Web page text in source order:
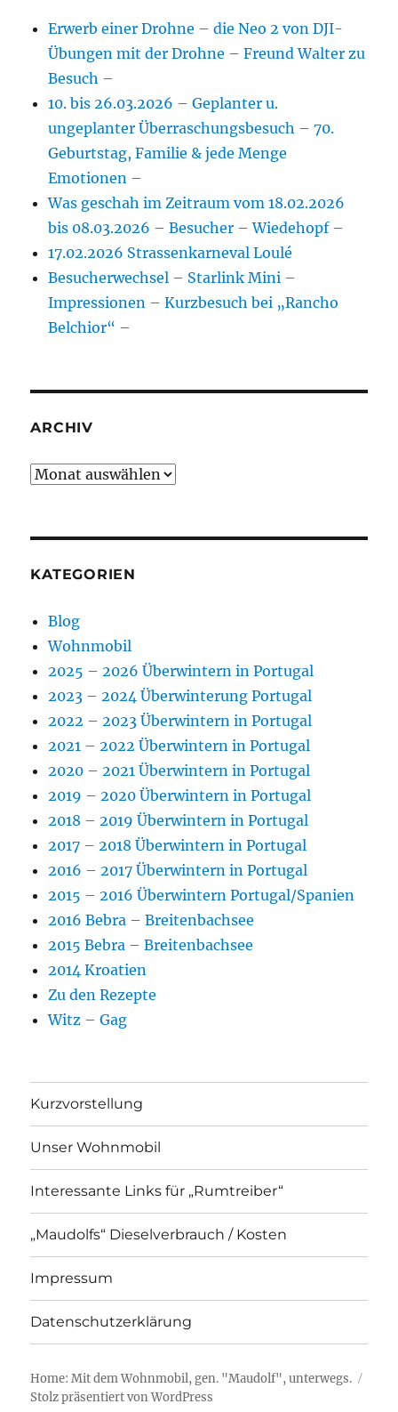
Erwerb einer Drohne – die Neo 2 von DJI-
Übungen mit der Drohne – Freund Walter zu
Besuch –
10. bis 26.03.2026 – Geplanter u.
ungeplanter Überraschungsbesuch – 70.
Geburtstag, Familie & jede Menge
Emotionen –
Was geschah im Zeitraum vom 18.02.2026
bis 08.03.2026 – Besucher – Wiedehopf –
17.02.2026 Strassenkarneval Loulé
Besucherwechsel – Starlink Mini –
Impressionen – Kurzbesuch bei „Rancho
Belchior“ –
ARCHIV
Archiv
KATEGORIEN
Blog
Wohnmobil
2025 – 2026 Überwintern in Portugal
2023 – 2024 Überwinterung Portugal
2022 – 2023 Überwintern in Portugal
2021 – 2022 Überwintern in Portugal
2020 – 2021 Überwintern in Portugal
2019 – 2020 Überwintern in Portugal
2018 – 2019 Überwintern in Portugal
2017 – 2018 Überwintern in Portugal
2016 – 2017 Überwintern in Portugal
2015 – 2016 Überwintern Portugal/Spanien
2016 Bebra – Breitenbachsee
2015 Bebra – Breitenbachsee
2014 Kroatien
Zu den Rezepte
Witz – Gag
Kurzvorstellung
Unser Wohnmobil
Interessante Links für „Rumtreiber“
„Maudolfs“ Dieselverbrauch / Kosten
Impressum
Datenschutzerklärung
Home: Mit dem Wohnmobil, gen. "Maudolf", unterwegs.
Stolz präsentiert von WordPress